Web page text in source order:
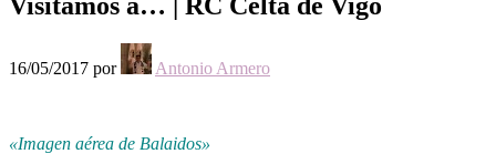
16/05/2017 por Antonio Armero
«Imagen aérea de Balaidos»